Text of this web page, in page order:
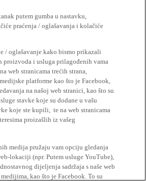
putem gumba u nastavku,
praćenja / oglašavanja i kolačiće
/ oglašavanje kako bismo prikazali
proizvoda i usluga prilagođenih vama
web stranicama trećih strana,
platforme kao što je Facebook,
na našoj web stranici, kao što su
stavke koje su dodane u vašu
koje ste kupili, te na web stranicama
proizašlih iz vašeg
medija pružaju vam opciju gledanja
lokaciji (npr. Putem usluge YouTube),
dijeljenja sadržaja s naše web
kao što je Facebook. To su